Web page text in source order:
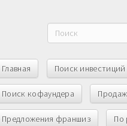
Главная Поиск инвестиций
Поиск кофаундера
Предложения франшиз По